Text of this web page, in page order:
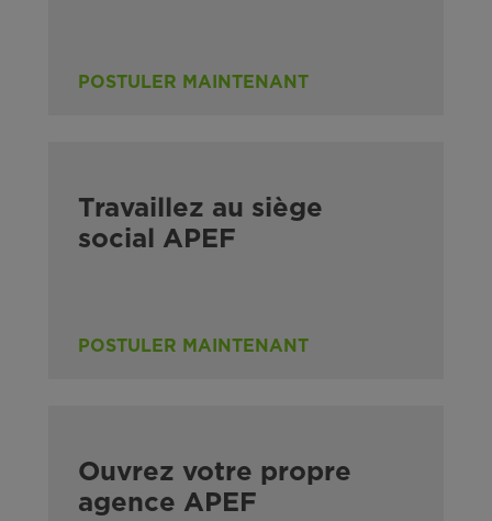
POSTULER MAINTENANT
Travaillez au siège
social APEF
POSTULER MAINTENANT
Ouvrez votre propre
agence APEF